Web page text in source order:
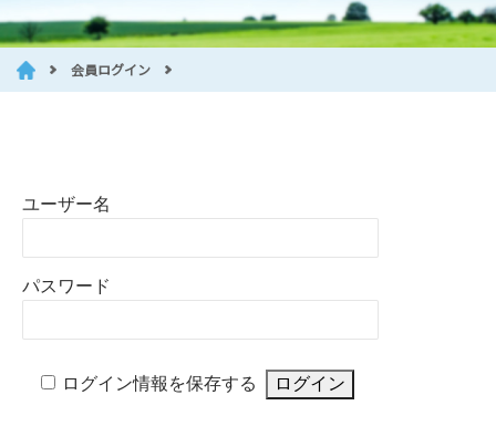
会員ログイン
ユーザー名
パスワード
ログイン情報を保存する